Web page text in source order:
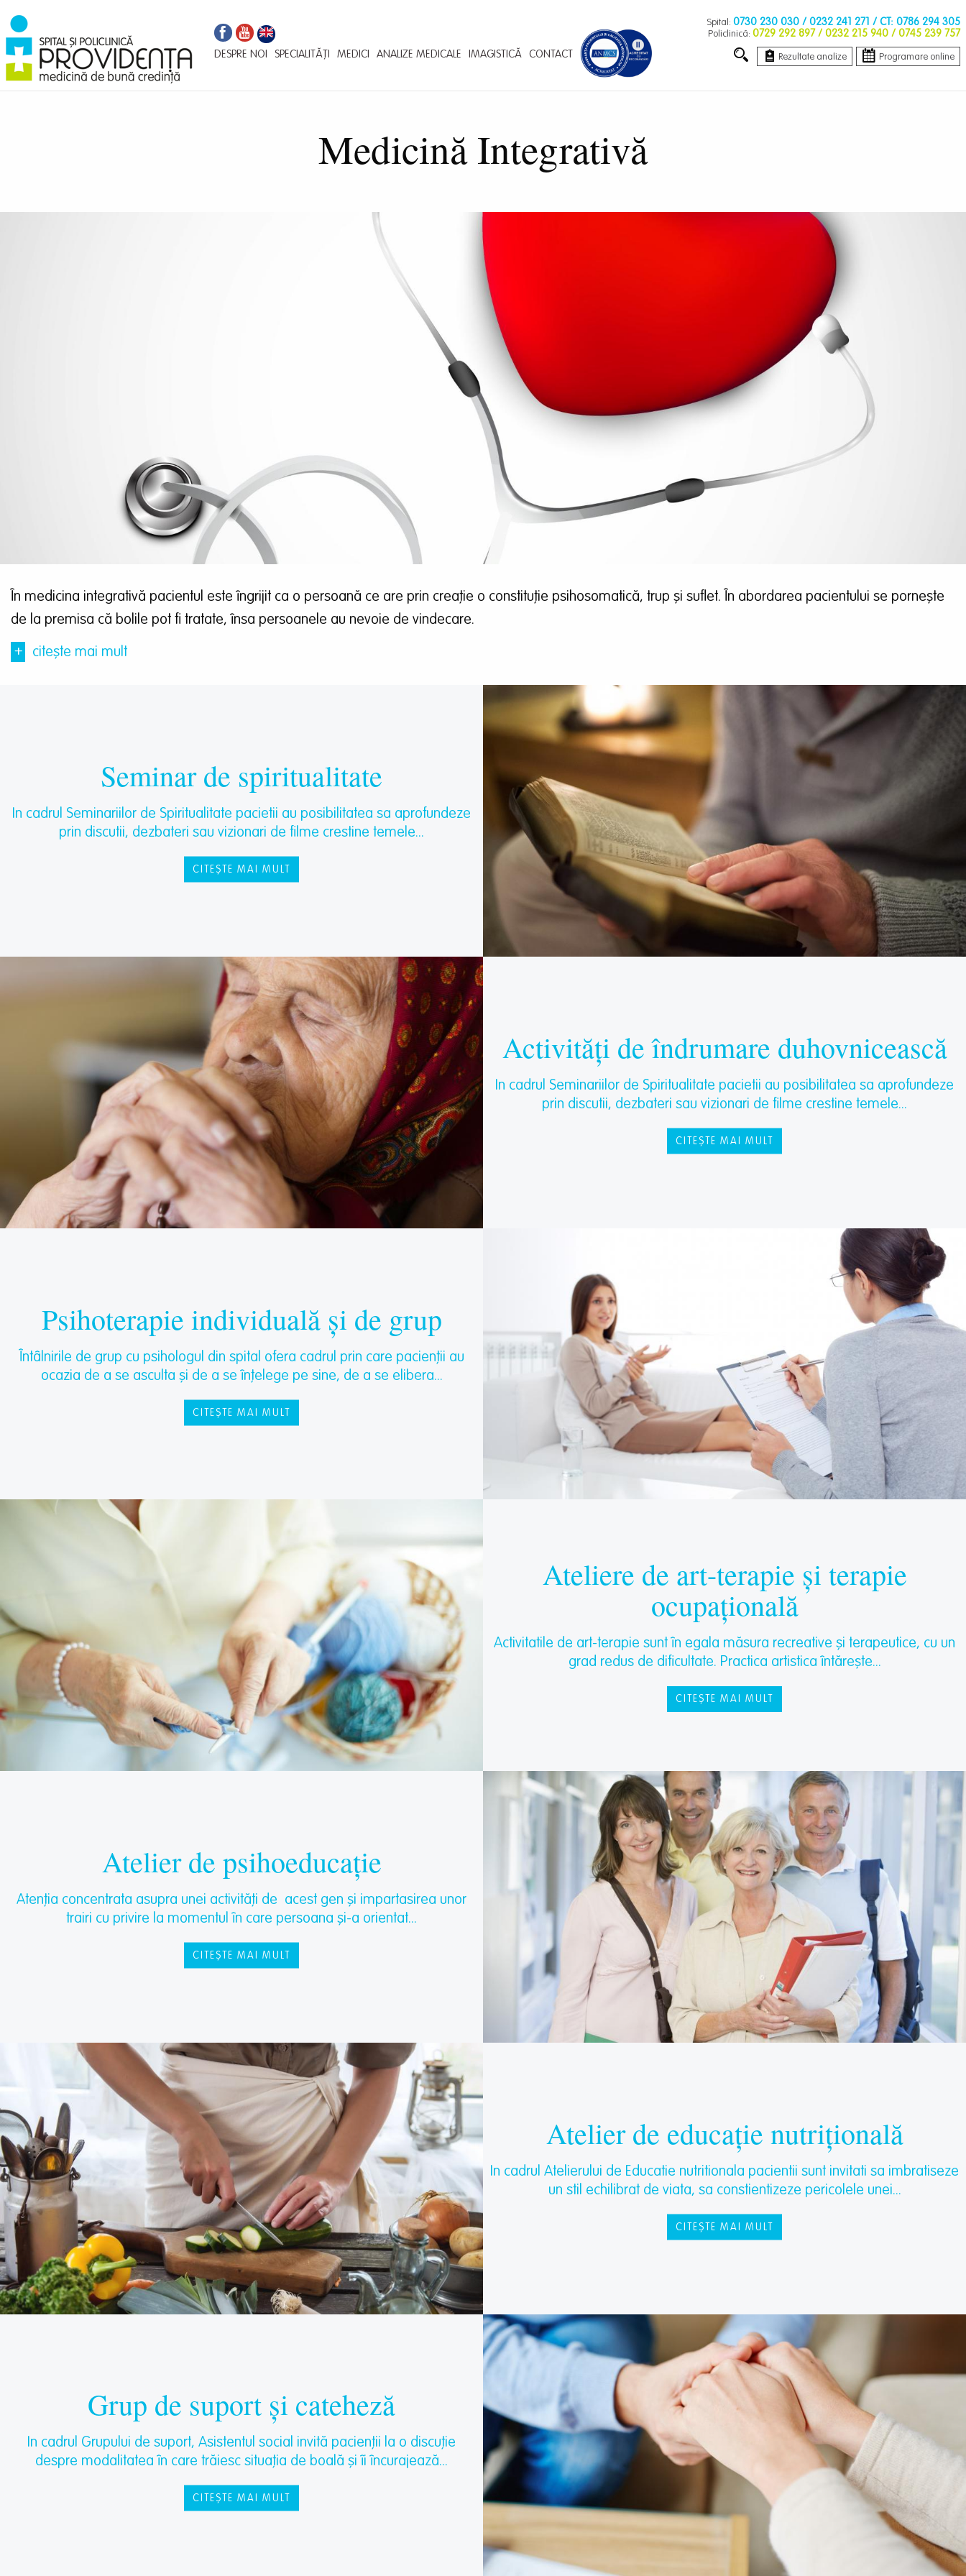
la
conţinutul
principal
Navigare
principală
DESPRE NOI SPECIALITĂȚI MEDICI ANALIZE MEDICALE IMAGISTICĂ CONTACT
Spital: 0730 230 030 / 0232 241 271 / CT: 0786 294 305
Policlinică: 0729 292 897 / 0232 215 940 / 0745 239 757
Rezultate analize Programare online
Medicină Integrativă
În medicina integrativă pacientul este îngrijit ca o persoană ce are prin creație o constituție psihosomatică, trup și suflet. În abordarea pacientului se pornește
de la premisa că bolile pot fi tratate, însa persoanele au nevoie de vindecare.
+ citește mai mult
Seminar de spiritualitate
In cadrul Seminariilor de Spiritualitate pacietii au posibilitatea sa aprofundeze
prin discutii, dezbateri sau vizionari de filme crestine temele...
CITEȘTE MAI MULT
Activități de îndrumare duhovnicească
In cadrul Seminariilor de Spiritualitate pacietii au posibilitatea sa aprofundeze
prin discutii, dezbateri sau vizionari de filme crestine temele...
CITEȘTE MAI MULT
Psihoterapie individuală și de grup
Întâlnirile de grup cu psihologul din spital ofera cadrul prin care pacienții au
ocazia de a se asculta și de a se înțelege pe sine, de a se elibera...
CITEȘTE MAI MULT
Ateliere de art-terapie și terapie
ocupațională
Activitatile de art-terapie sunt în egala măsura recreative și terapeutice, cu un
grad redus de dificultate. Practica artistica întărește...
CITEȘTE MAI MULT
Atelier de psihoeducație
Atenția concentrata asupra unei activități de acest gen și impartasirea unor
trairi cu privire la momentul în care persoana și-a orientat...
CITEȘTE MAI MULT
Atelier de educație nutrițională
In cadrul Atelierului de Educatie nutritionala pacientii sunt invitati sa imbratiseze
un stil echilibrat de viata, sa constientizeze pericolele unei...
CITEȘTE MAI MULT
Grup de suport și cateheză
In cadrul Grupului de suport, Asistentul social invită pacienții la o discuție
despre modalitatea în care trăiesc situația de boală și îi încurajează...
CITEȘTE MAI MULT